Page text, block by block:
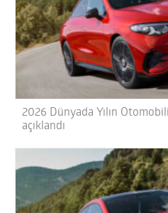
2026 Dünyada Yılın
açıklandı